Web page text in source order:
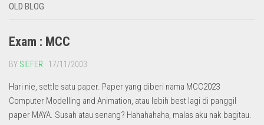
OLD BLOG
Exam : MCC
BY SIEFER · 17/11/2003
Hari nie, settle satu paper. Paper yang diberi nama MCC2023
Computer Modelling and Animation, atau lebih best lagi di panggil
paper MAYA. Susah atau senang? Hahahahaha, malas aku nak bagitau.